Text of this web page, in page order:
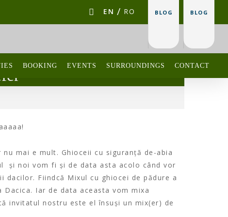
BLOG
BLOG
EN RO
BOOKING EVENTS SURROUNDINGS CONTACT
nu mai e mult. Ghioceii cu siguranță de-abia
și noi vom fi și de data asta acolo când vor
dacilor. Fiindcă Mixul cu ghiocei de pădure a
Iar de data aceasta vom mixa
invitatul nostru este el însuși un mix(er) de